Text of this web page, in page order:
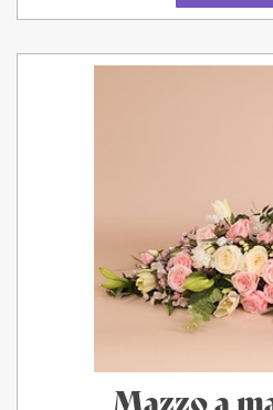
Mazzo a